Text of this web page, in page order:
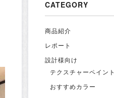
CATEGORY
商品紹介
レポート
設計様向け
テクスチャーペイント
おすすめカラー